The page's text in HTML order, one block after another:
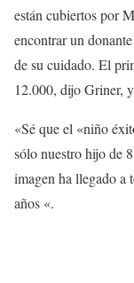
están cubiertos por
encontrar un
de su cuidado. El
12.000, dijo Griner,
«Sé que el «niño
sólo nuestro hijo de
imagen ha llegado a
años «.